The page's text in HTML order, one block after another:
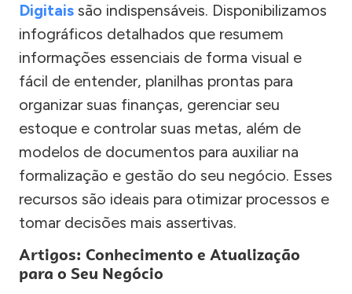
Digitais são indispensáveis. Disponibilizamos
infográficos detalhados que resumem
informações essenciais de forma visual e
fácil de entender, planilhas prontas para
organizar suas finanças, gerenciar seu
estoque e controlar suas metas, além de
modelos de documentos para auxiliar na
formalização e gestão do seu negócio. Esses
recursos são ideais para otimizar processos e
tomar decisões mais assertivas.
Artigos: Conhecimento e Atualização
para o Seu Negócio